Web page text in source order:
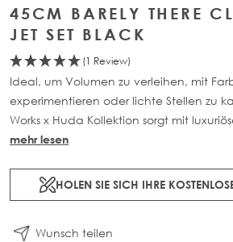
45CM BARELY THERE
JET SET BLACK
(1 Review)
Ideal, um Volumen zu verleihen, mit
experimentieren oder lichte Stellen zu
Works x Huda Kollektion sorgt mit
eine nahtlose, natürlich wirkende
50cm (180g) und 55cm (200g). Gefertigt aus 100% Remy-
Echthaar, bietet es maximale
mehr lesen
HOLEN SIE SICH IHRE
Wunsch teilen